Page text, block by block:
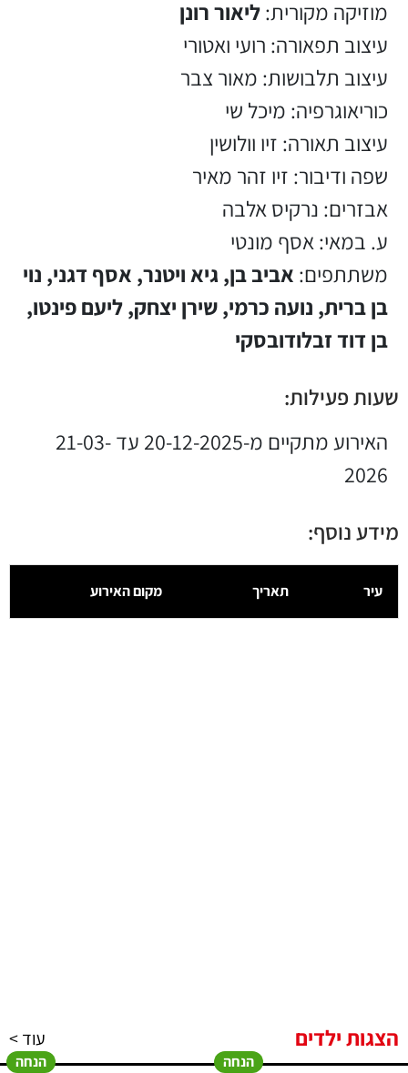
מוזיקה מקורית:ליאור רונן
עיצוב תפאורה: רועי ואטורי
עיצוב תלבושות: מאור צבר
כוריאוגרפיה: מיכל שי
עיצוב תאורה: זיו וולושין
שפה ודיבור: זיו זהר מאיר
אבזרים: נרקיס אלבה
ע. במאי: אסף מונטי
משתתפים: אביב בן, גיא ויטנר, אסף דגני, נוי
בן ברית, נועה כרמי, שירן יצחק, ליעם פינטו,
בן דוד זבלודובסקי
שעות פעילות:
האירוע מתקיים מ-20-12-2025 עד 21-03-
2026
מידע נוסף:
עיר תאריך מקום האירוע
הצגות ילדים עוד >
הנחה הנחה